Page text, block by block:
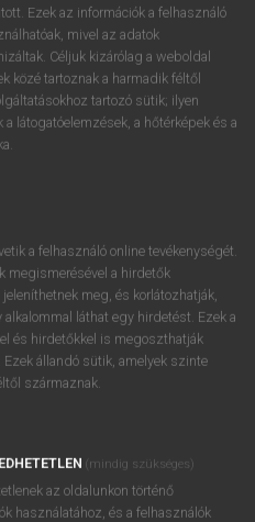
Ezek az információk a felhasználó
mivel az adatok
Céljuk kizárólag a weboldal
közé tartoznak a harmadik féltől
tartozó sütik; ilyen
látogatóelemzések, a hőtérképek és a
a felhasználó online tevékenységét.
megismerésével a hirdetők
meg, és korlátozhatják,
alkalommal láthat egy hirdetést. Ezek a
és hirdetőkkel is megoszthatják
Ezek állandó sütik, amelyek szinte
származnak.
(mindig szükséges)
az oldalunkon történő
használatához, és a felhasználók